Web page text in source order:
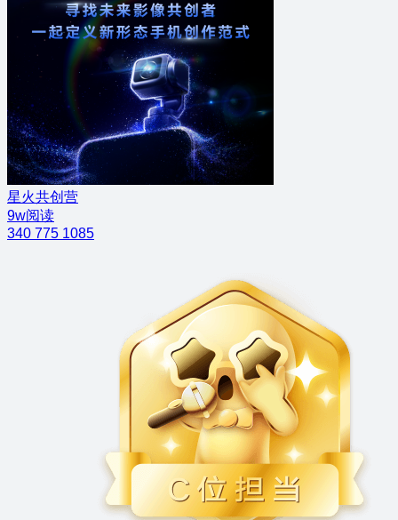
星火共创营
9w阅读
340 775 1085